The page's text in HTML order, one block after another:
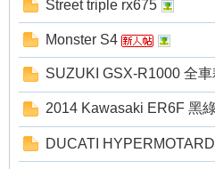
Street triple rx675
Monster S4
SUZUKI GSX-R1000 全
2014 Kawasaki ER6F 黑
DUCATI